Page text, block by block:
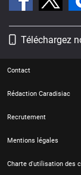
Téléchargez
Contact
Rédaction Caradisiac
Recrutement
Mentions légales
Charte d'utilisation des